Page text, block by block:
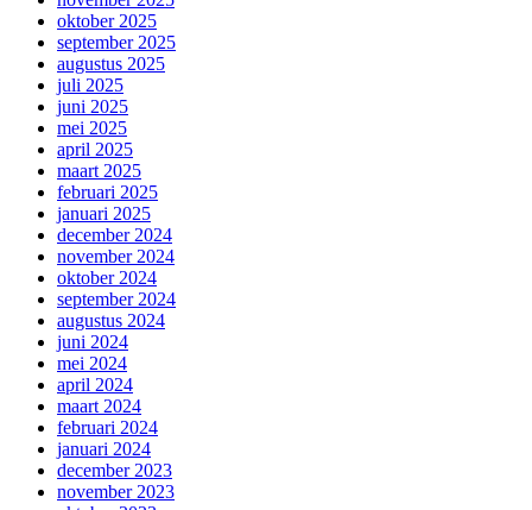
oktober 2025
september 2025
augustus 2025
juli 2025
juni 2025
mei 2025
april 2025
maart 2025
februari 2025
januari 2025
december 2024
november 2024
oktober 2024
september 2024
augustus 2024
juni 2024
mei 2024
april 2024
maart 2024
februari 2024
januari 2024
december 2023
november 2023